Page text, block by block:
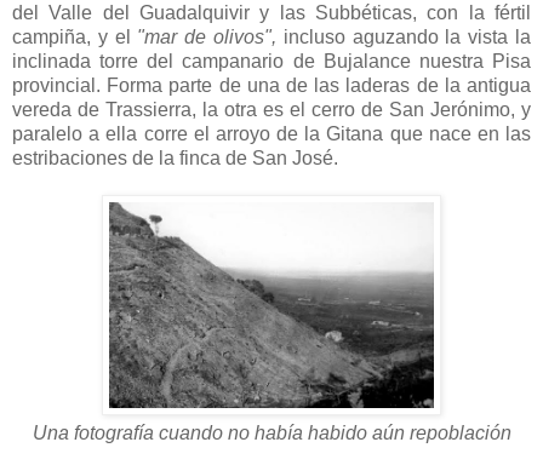
del Valle del Guadalquivir y las Subbéticas, con la fértil
campiña, y el "mar de olivos", incluso aguzando la vista la
inclinada torre del campanario de Bujalance nuestra Pisa
provincial. Forma parte de una de las laderas de la antigua
vereda de Trassierra, la otra es el cerro de San Jerónimo, y
paralelo a ella corre el arroyo de la Gitana que nace en las
estribaciones de la finca de San José.
Una fotografía cuando no había habido aún repoblación